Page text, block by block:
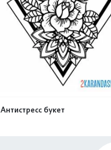
Антистресс букет